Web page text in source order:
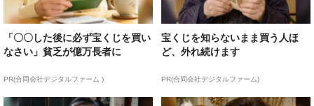
「〇〇した後に必ず宝くじを買い
なさい」貧乏が億万長者に
PR(合同会社デジタルファーム )
宝くじを知らないまま買う人ほ
ど、外れ続けます
PR(合同会社デジタルファーム)